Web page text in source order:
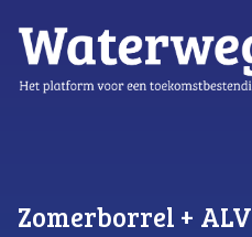
Zomerborrel + ALV